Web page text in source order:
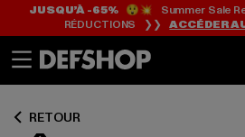
au
au
de
JUSQU’À -65%😲💥 Summer Sale
RÉDUCTIONS ❯❯ACCÉDER
RETOUR
au
de